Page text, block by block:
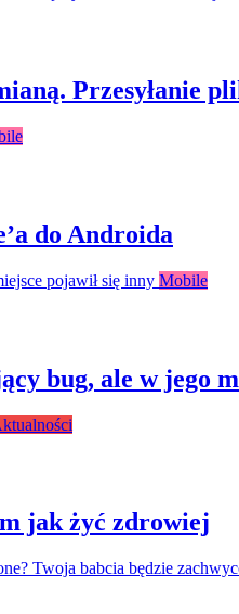
Przesyłanie
do Androida
Mobile
bug, ale w jego
jak żyć zdrowiej